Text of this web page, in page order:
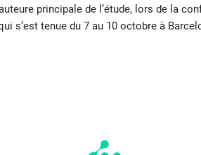
principale de l’étude, lors de la
s’est tenue du 7 au 10 octobre à